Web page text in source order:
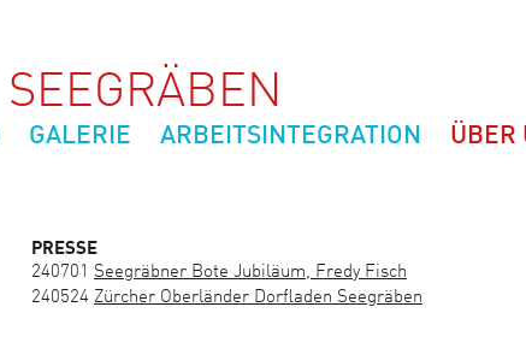
SEEGRÄBEN
GALERIE ARBEITSINTEGRATION ÜBER
PRESSE
240701 Seegräbner Bote Jubiläum, Fredy Fisch
240524 Zürcher Oberländer Dorfladen Seegräben